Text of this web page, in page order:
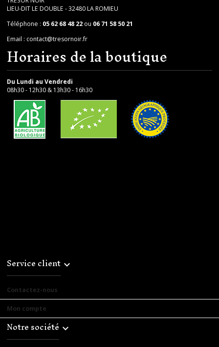
LIEU-DIT LE DOUBLE - 32480 LA ROMIEU
Téléphone : 05 62 68 48 22 ou 06 71 58 50 21
Email : contact@tresornoir.fr
Horaires de la boutique
Du Lundi au Vendredi
08h30 - 12h30 & 13h30 - 16h30
Service client 
Contactez-nous
Mon compte
Notre société 